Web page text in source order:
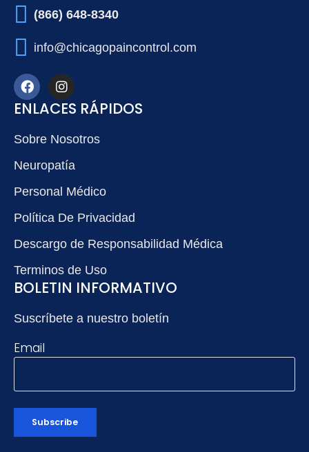
(866) 648-8340
info@chicagopaincontrol.com
ENLACES RÁPIDOS
Sobre Nosotros
Neuropatía
Personal Médico
Política De Privacidad
Descargo de Responsabilidad Médica
Terminos de Uso
BOLETIN INFORMATIVO
Suscríbete a nuestro boletín
Email
Subscribe